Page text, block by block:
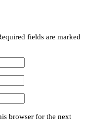
fields are marked
browser for the next